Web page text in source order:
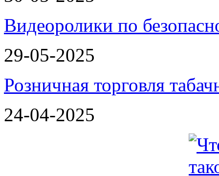
Видеоролики по
29-05-2025
Розничная торговля
24-04-2025